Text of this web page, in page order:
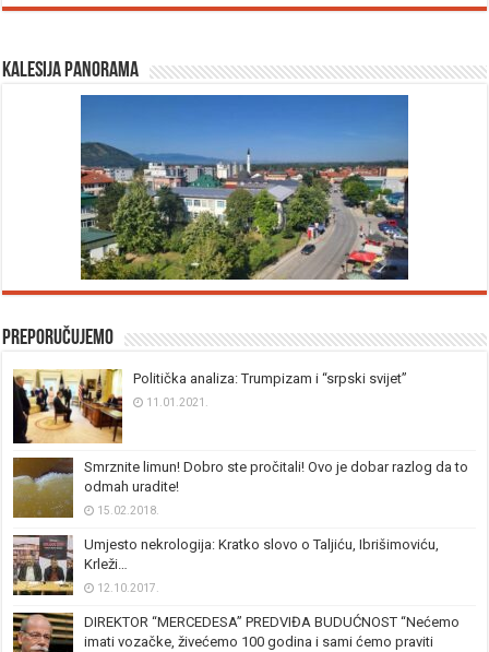
Kalesija panorama
Preporučujemo
Politička analiza: Trumpizam i “srpski svijet”
11.01.2021.
Smrznite limun! Dobro ste pročitali! Ovo je dobar razlog da to
odmah uradite!
15.02.2018.
Umjesto nekrologija: Kratko slovo o Taljiću, Ibrišimoviću,
Krleži…
12.10.2017.
DIREKTOR “MERCEDESA” PREDVIĐA BUDUĆNOST “Nećemo
imati vozačke, živećemo 100 godina i sami ćemo praviti